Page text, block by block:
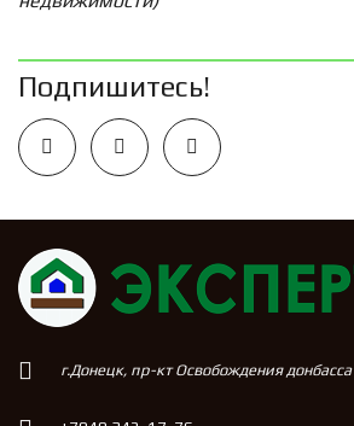
Подпишитесь!
г.Донецк, пр-кт Освобождения